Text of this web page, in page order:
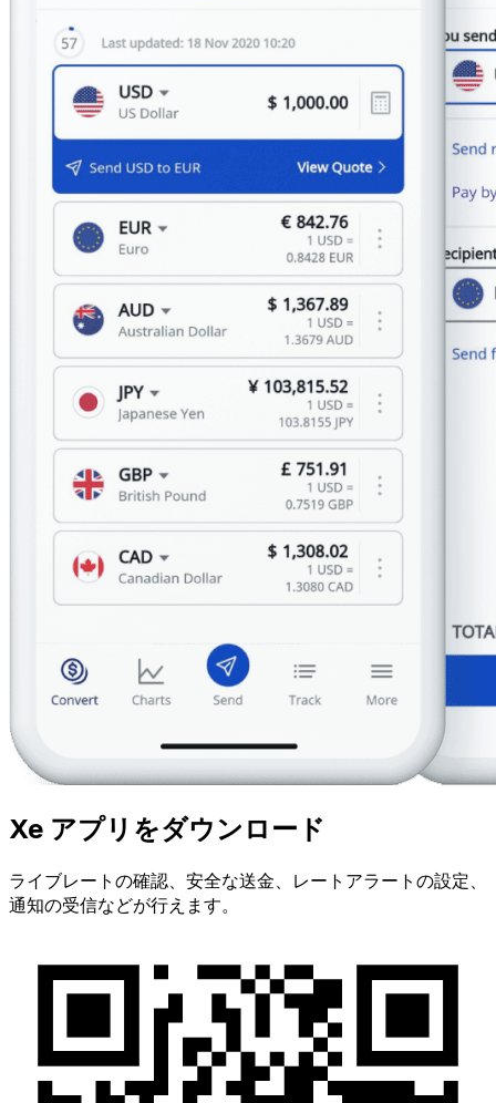
Xe アプリをダウンロード
ライブレートの確認、安全な送金、レートアラートの設定、
通知の受信などが行えます。